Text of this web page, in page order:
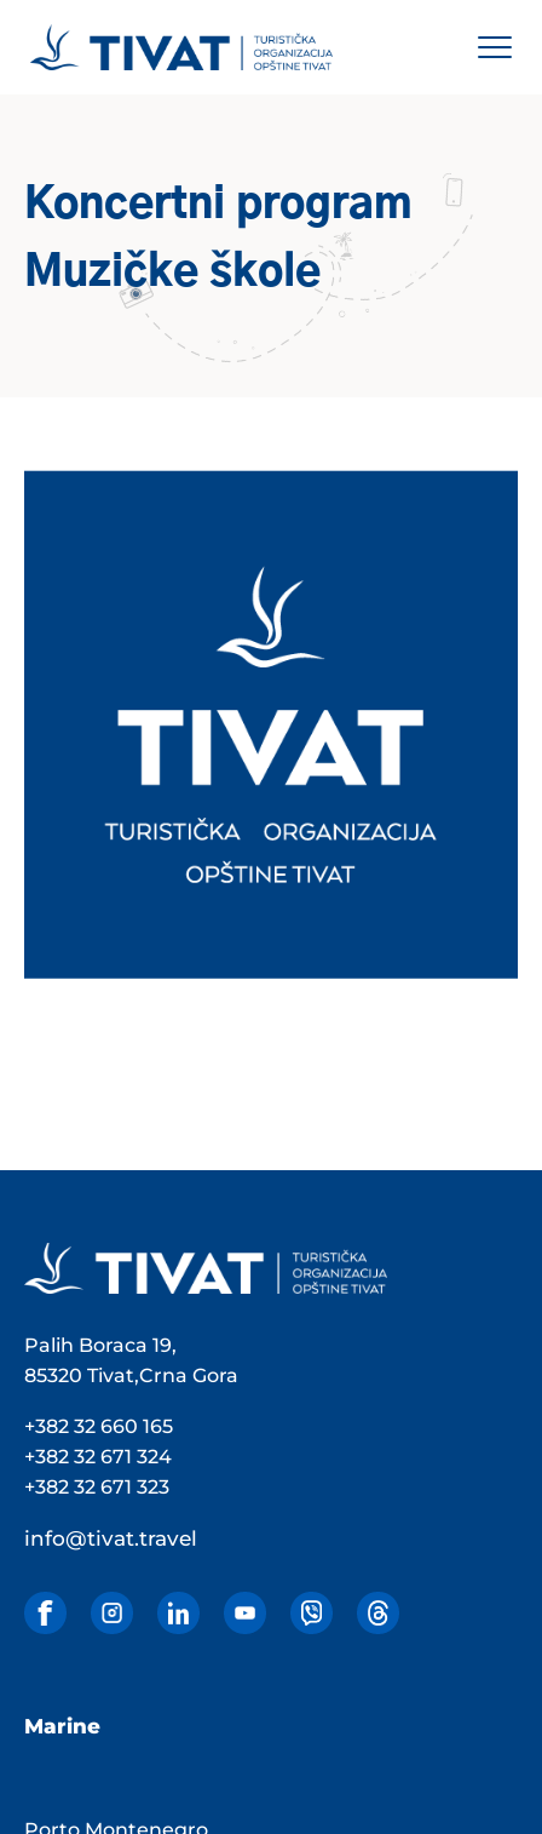
Koncertni program
Muzičke škole
Palih Boraca 19,
85320 Tivat,Crna Gora
+382 32 660 165
+382 32 671 324
+382 32 671 323
info@tivat.travel
Marine